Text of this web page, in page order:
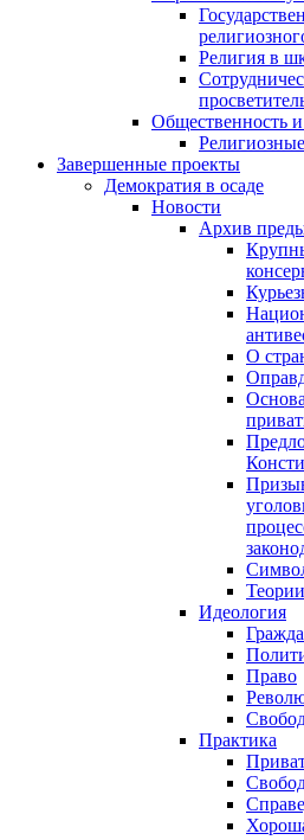
Религия в
Общественность
Завершенные проекты
Демократия в осаде
Новости
Архив
О
Идеология
Право
Практика